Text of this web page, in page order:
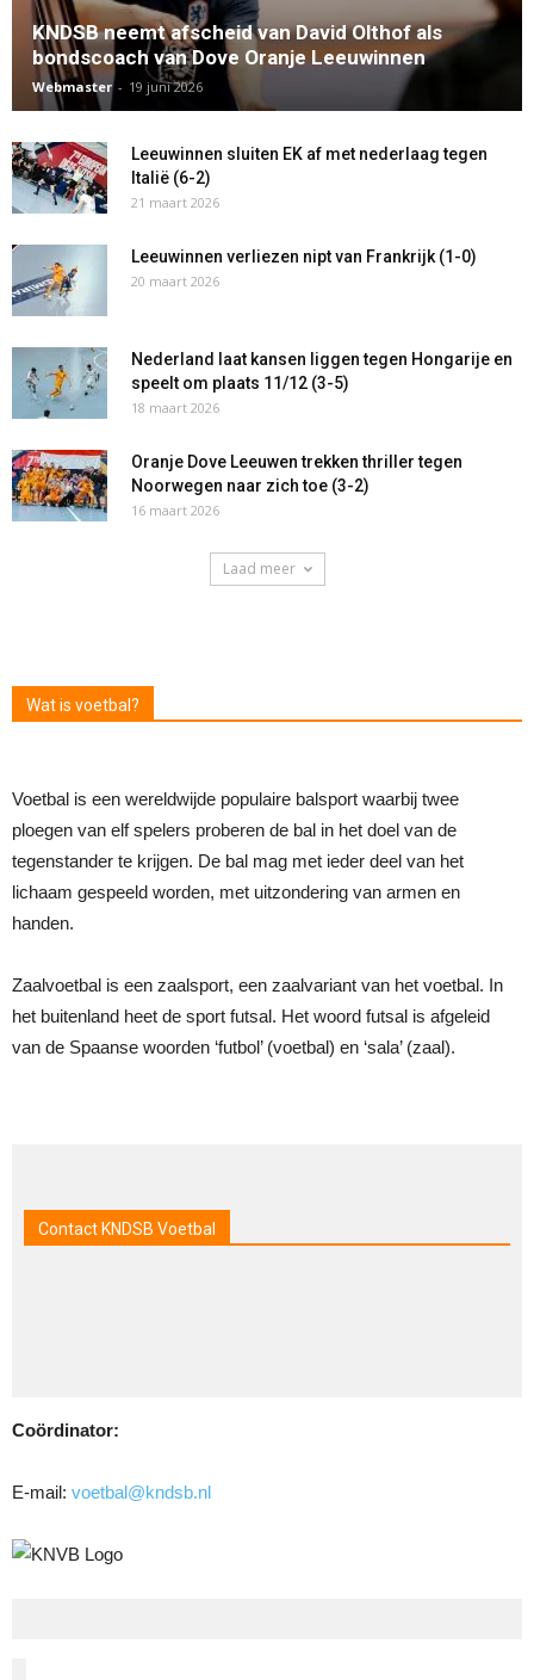
KNDSB neemt afscheid van David Olthof als
bondscoach van Dove Oranje Leeuwinnen
Webmaster - 19 juni 2026
Leeuwinnen sluiten EK af met nederlaag tegen
Italië (6-2)
21 maart 2026
Leeuwinnen verliezen nipt van Frankrijk (1-0)
20 maart 2026
Nederland laat kansen liggen tegen Hongarije en
speelt om plaats 11/12 (3-5)
18 maart 2026
Oranje Dove Leeuwen trekken thriller tegen
Noorwegen naar zich toe (3-2)
16 maart 2026
Laad meer
Wat is voetbal?
Voetbal is een wereldwijde populaire balsport waarbij twee
ploegen van elf spelers proberen de bal in het doel van de
tegenstander te krijgen. De bal mag met ieder deel van het
lichaam gespeeld worden, met uitzondering van armen en
handen.
Zaalvoetbal is een zaalsport, een zaalvariant van het voetbal. In
het buitenland heet de sport futsal. Het woord futsal is afgeleid
van de Spaanse woorden ‘futbol’ (voetbal) en ‘sala’ (zaal).
Contact KNDSB Voetbal
Coördinator:
E-mail: voetbal@kndsb.nl